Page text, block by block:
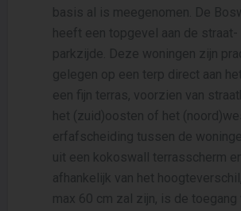
basis al is meegenomen. De
heeft een topgevel aan de straat-
parkzijde. Deze woningen zijn
gelegen op een terp direct aan
een fijn terras, voorzien van
het (zuid)oosten of het
erfafscheiding tussen de
uit een kokoswall terrasscherm
afhankelijk van het
max 60 cm zal zijn, is de toegang